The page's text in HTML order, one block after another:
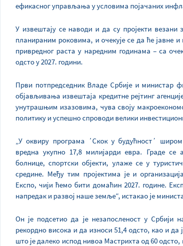
ефикасног управљања у условима појачаних
У извештају се наводи и да су пројекти везани
планираним роковима, и очекује се да ће јавне
привредног раста у наредним годинама – са
одсто у 2027. години.
Први потпредседник Владе Србије и министар
објављивања извештаја кредитне рејтинг
унутрашњим изазовима, чува своју
политику и успешно спроводи велики
„У оквиру програма ΄Скок у будућност΄
вредна укупно 17,8 милијарди евра. Граде се
болнице, спортски објекти, улаже се у
средине. Међу тим пројектима је и
Експо, чији ћемо бити домаћин 2027. године.
напредак и развој наше земље“, истакао је
Он је подсетио да је незапосленост у Србији
рекордно висока и да износи 51,4 одсто, као и да
што је далеко испод нивоа Мастрихта од 60 одсто,